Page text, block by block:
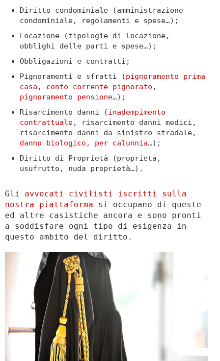
Diritto condominiale (amministrazione
condominiale, regolamenti e spese…);
Locazione (tipologie di locazione,
obblighi delle parti e spese…);
Obbligazioni e contratti;
Pignoramenti e sfratti (pignoramento prima
casa , conto corrente pignorato ,
pignoramento pensione…);
Risarcimento danni (inadempimento
contrattuale, risarcimento danni medici,
risarcimento danni da sinistro stradale,
danno biologico , per calunnia…);
Diritto di Proprietà (proprietà,
usufrutto, nuda proprietà…).
Gli avvocati civilisti iscritti sulla
nostra piattaforma si occupano di queste
ed altre casistiche ancora e sono pronti
a soddisfare ogni tipo di esigenza in
questo ambito del diritto.